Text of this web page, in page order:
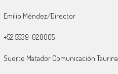
Emilio Méndez/Director
+52 5539-028005
Suerte Matador Comunicación Taurina